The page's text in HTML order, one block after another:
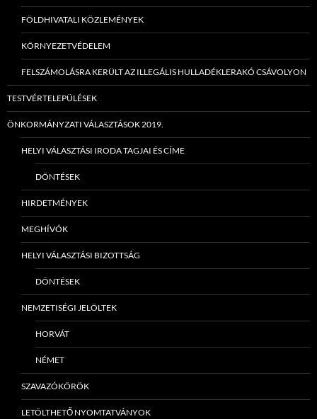
FÖLDHIVATALI KÖZLEMÉNYEK
KÖRNYEZETVÉDELEM
FELSZÁMOLÁSRA KERÜLT AZ ILLEGÁLIS HULLADÉKLERAKÓ CSÁVOLYON
TESTVÉRTELEPÜLÉSEK
ÖNKORMÁNYZATI VÁLASZTÁSOK 2019.
HELYI VÁLASZTÁSI IRODA TAGJAI ÉS CÍME
DÖNTÉSEK
HIRDETMÉNYEK
MEGHÍVÓK
HELYI VÁLASZTÁSI BIZOTTSÁG
DÖNTÉSEK
NEMZETISÉGI JELÖLTEK
HORVÁT
NÉMET
SZAVAZÓKÖRÖK
LETÖLTHETŐ NYOMTATVÁNYOK